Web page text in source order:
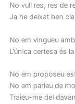
No vull res, res de
Ja he deixat ben
No em vingueu
L’única certesa és
No em proposeu
No em parleu de
Traieu-me del